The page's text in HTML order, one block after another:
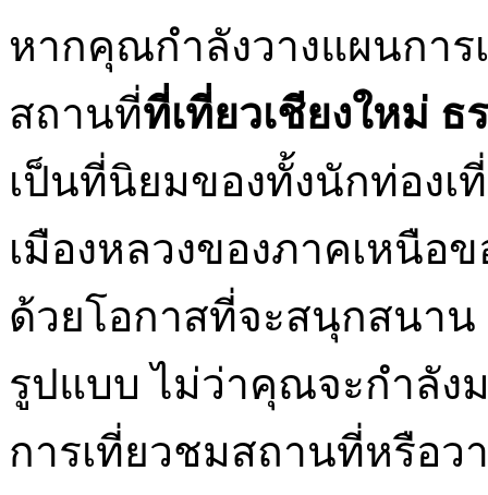
หากคุณกำลังวางแผนการ
สถานที่ที่เที่ยวเชียงใหม่ ธ
เป็นที่นิยมของทั้งนักท่องเ
เมืองหลวงของภาคเหนือ
ด้วยโอกาสที่จะสนุกสนา
รูปแบบ ไม่ว่าคุณจะกำลัง
การเที่ยวชมสถานที่หรือ